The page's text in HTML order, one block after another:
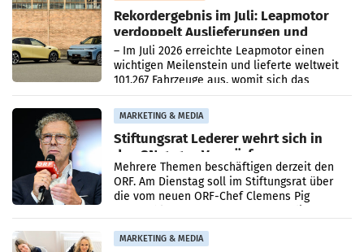
Rekordergebnis im Juli: Leapmotor
verdoppelt Auslieferungen und
überschreitet die 100.000er-Marke
– Im Juli 2026 erreichte Leapmotor einen
wichtigen Meilenstein und lieferte weltweit
101.267 Fahrzeuge aus, womit sich das
Ergebnis gegenüber Juli 2025 mehr als
verdoppelte (+102
MARKETING & MEDIA
Stiftungsrat Lederer wehrt sich in
den SN gegen Vorwürfe
Mehrere Themen beschäftigen derzeit den
ORF. Am Dienstag soll im Stiftungsrat über
die vom neuen ORF-Chef Clemens Pig
MARKETING & MEDIA